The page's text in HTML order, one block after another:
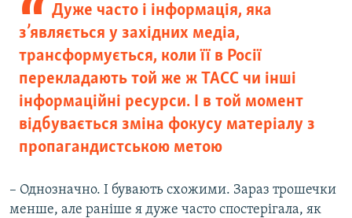
Дуже часто і інформація, яка
з’являється у західних медіа,
трансформується, коли її в Росії
перекладають той же ж ТАСС чи інші
інформаційні ресурси. І в той момент
відбувається зміна фокусу матеріалу з
пропагандистською метою
– Однозначно. І бувають схожими. Зараз трошечки
менше, але раніше я дуже часто спостерігала, як